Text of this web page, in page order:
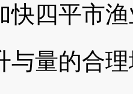
四平市渔
与量的合